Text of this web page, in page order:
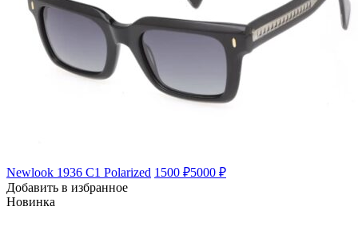
Newlook 1936 C1 Polarized 1500 ₽5000 ₽
Добавить в избранное
Новинка